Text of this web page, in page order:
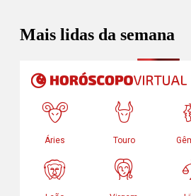
Mais lidas da semana